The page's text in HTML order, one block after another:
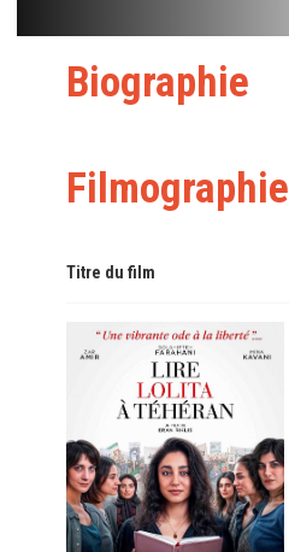
Biographie
Filmographie
Titre du film